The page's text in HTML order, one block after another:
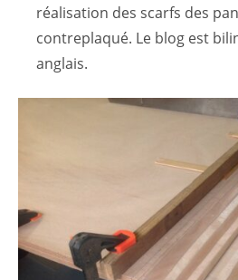
réalisation des scarfs des
contreplaqué. Le blog est
anglais.